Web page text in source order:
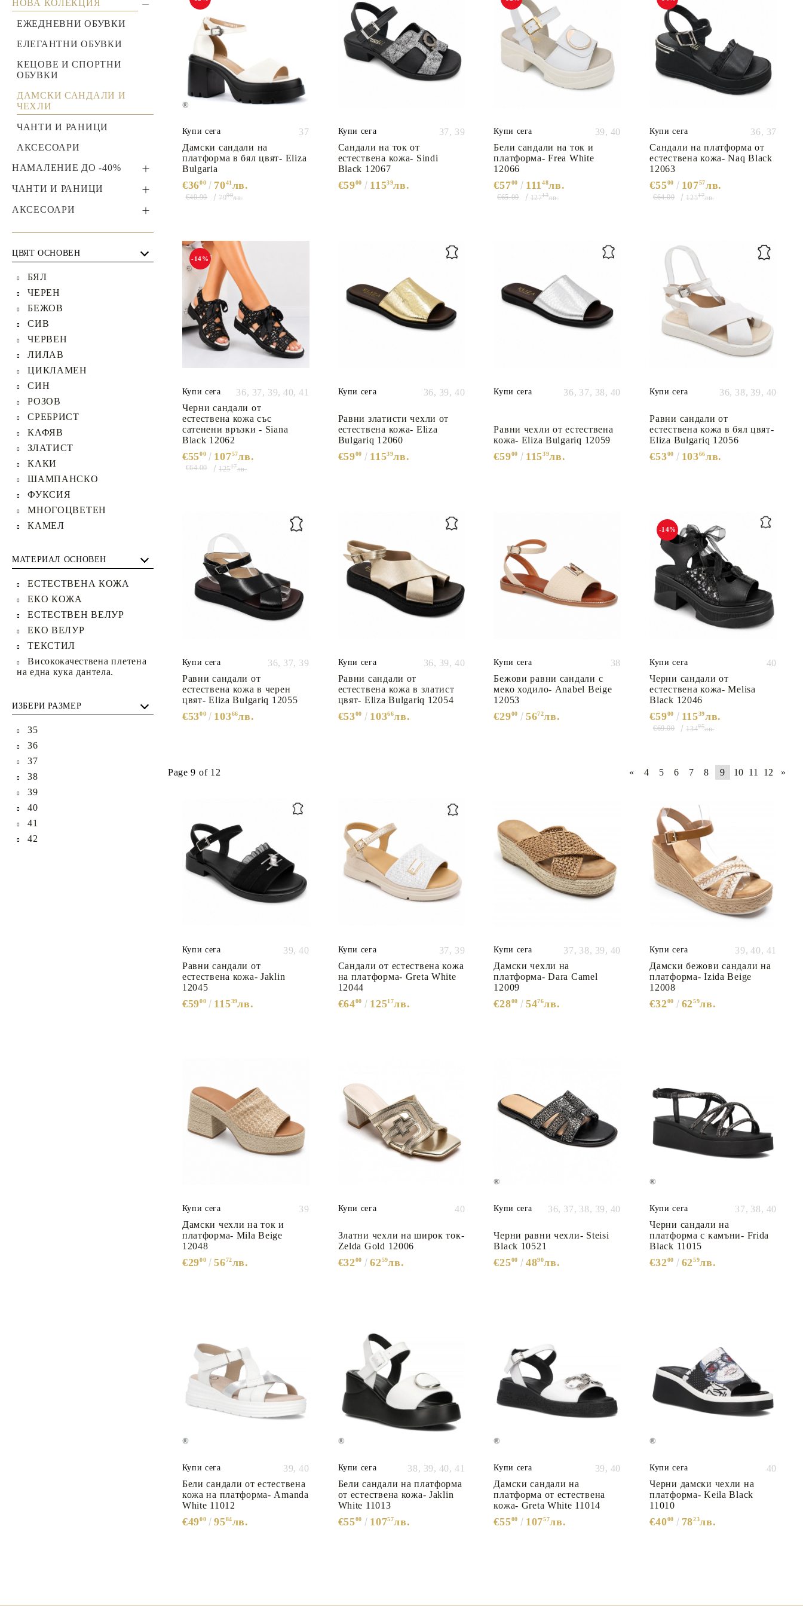
ЕЖЕДНЕВНИ ОБУВКИ
ЕЛЕГАНТНИ ОБУВКИ
КЕЦОВЕ И СПОРТНИ
ДАМСКИ БОТИ
ДАМСКИ БОТУШИ
ДАМСКИ САНДАЛИ И
ЧЕХЛИ
Сандали на ток
Сандали на платформа
Равни сандали
Чехли
НОВА КОЛЕКЦИЯ
ЕЖЕДНЕВНИ ОБУВКИ
ЕЛЕГАНТНИ ОБУВКИ
КЕЦОВЕ И СПОРТНИ
ОБУВКИ
ДАМСКИ САНДАЛИ И
ЧЕХЛИ
ЧАНТИ И РАНИЦИ
АКСЕСОАРИ
НАМАЛЕНИЕ ДО -40%
ЕЖЕДНЕВНИ ОБУВКИ
КЕЦОВЕ И СПОРТНИ
ОБУВКИ ДО -40%
САНДАЛИ И ЧЕХЛИ
-40%
ДАМСКИ БОТИ ДО -40%
-40%
РАНИЦИ ДО -40%
ЧЕХЛИ
ЧАНТИ И РАНИЦИ
ДАМСКИ ЧАНТИ
ЕЛЕГАНТНИ ЧАНТИ
БИЖУТА И КОЗМЕТИКА
ПЪТНИ ЧАНТИ
АКСЕСОАРИ
МЪЖКИ ПОРТФЕЙЛИ
ЗА ОБУВКИ Bama®
Essentials
ДАМСКИ ШАПКИ
ЦВЯТ ОСНОВЕН
БЯЛ
ЧЕРЕН
БЕЖОВ
СИВ
ЧЕРВЕН
ЛИЛАВ
ЦИКЛАМЕН
СИН
РОЗОВ
СРЕБРИСТ
КАФЯВ
ЗЛАТИСТ
КАКИ
ШАМПАНСКО
ФУКСИЯ
МНОГОЦВЕТЕН
КАМЕЛ
МАТЕРИАЛ ОСНОВЕН
ЕСТЕСТВЕНА КОЖА
ЕКО КОЖА
ЕСТЕСТВЕН ВЕЛУР
ЕКО ВЕЛУР
ТЕКСТИЛ
Висококачествена плетена
на една кука дантела.
ИЗБЕРИ РАЗМЕР
35
36
37
38
39
40
41
42
Купи сега
37
Дамски сандали на
платформа в бял цвят- Eliza
Bulgaria
€3600 7041лв.
€40.90 7999лв.
Купи сега 37, 39
Сандали на ток от
естествена кожа- Sindi
Black 12067
€5900 11539лв.
Купи сега 39, 40
Бели сандали на ток и
платформа- Frea White
12066
€5700 11148лв.
€65.00 12713лв.
Купи сега 36, 37
Сандали на платформа от
естествена кожа- Naq Black
12063
€5500 10757лв.
€64.00 12517лв.
-14%
Купи сега 36, 37, 39, 40, 41
Черни сандали от
естествена кожа със
сатенени връзки - Siana
Black 12062
€5500 10757лв.
€64.00 12517лв.
Купи сега 36, 39, 40
Равни златисти чехли от
естествена кожа- Eliza
Bulgariq 12060
€5900 11539лв.
Купи сега 36, 37, 38, 40
Равни чехли от естествена
кожа- Eliza Bulgariq 12059
€5900 11539лв.
Купи сега 36, 38, 39, 40
Равни сандали от
естествена кожа в бял цвят-
Eliza Bulgariq 12056
€5300 10366лв.
Купи сега 36, 37, 39
Равни сандали от
естествена кожа в черен
цвят- Eliza Bulgariq 12055
€5300 10366лв.
Купи сега 36, 39, 40
Равни сандали от
естествена кожа в златист
цвят- Eliza Bulgariq 12054
€5300 10366лв.
Купи сега
38
Бежови равни сандали с
меко ходило- Anabel Beige
12053
€2900 5672лв.
-14%
Купи сега
40
Черни сандали от
естествена кожа- Melisa
Black 12046
€5900 11539лв.
€69.00 13495лв.
Page 9 of 12 « 4 5 6 7 8 9 10 11 12 »
Купи сега 39, 40
Равни сандали от
естествена кожа- Jaklin
12045
€5900 11539лв.
Купи сега 37, 39
Сандали от естествена кожа
на платформа- Greta White
12044
€6400 12517лв.
Купи сега 37, 38, 39, 40
Дамски чехли на
платформа- Dara Camel
12009
€2800 5476лв.
Купи сега 39, 40, 41
Дамски бежови сандали на
платформа- Izida Beige
12008
€3200 6259лв.
Купи сега
39
Дамски чехли на ток и
платформа- Mila Beige
12048
€2900 5672лв.
Купи сега 40
Златни чехли на широк ток-
Zelda Gold 12006
€3200 6259лв.
Купи сега 36, 37, 38, 39, 40
Черни равни чехли- Steisi
Black 10521
€2500 4890лв.
Купи сега 37, 38, 40
Черни сандали на
платформа с камъни- Frida
Black 11015
€3200 6259лв.
Купи сега 39, 40
Бели сандали от естествена
кожа на платформа- Amanda
White 11012
€4900 9584лв.
Купи сега 38, 39, 40, 41
Бели сандали на платформа
от естествена кожа- Jaklin
White 11013
€5500 10757лв.
Купи сега 39, 40
Дамски сандали на
платформа от естествена
кожа- Greta White 11014
€5500 10757лв.
Купи сега
40
Черни дамски чехли на
платформа- Keila Black
11010
€4000 7823лв.